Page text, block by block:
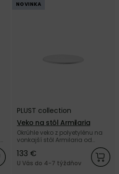
NOVINKA
PLUST collection
Veko na stôl Armilaria
Okrúhle veko z polyetylénu na
vonkajší stôl Armilaria od
collection.
133 €
U Vás do 4-7 týždňov